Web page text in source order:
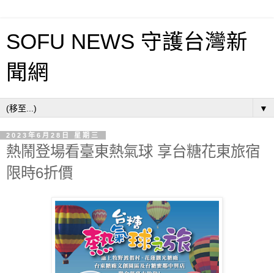
SOFU NEWS 守護台灣新
聞網
▼
2023年6月28日 星期三
熱鬧登場看臺東熱氣球 享台糖花東旅宿
限時6折價